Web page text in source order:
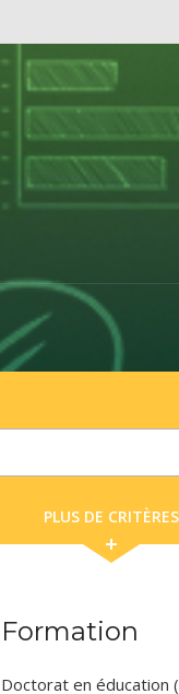
PLUS DE CRITÈRES
Formation
Doctorat en éducation